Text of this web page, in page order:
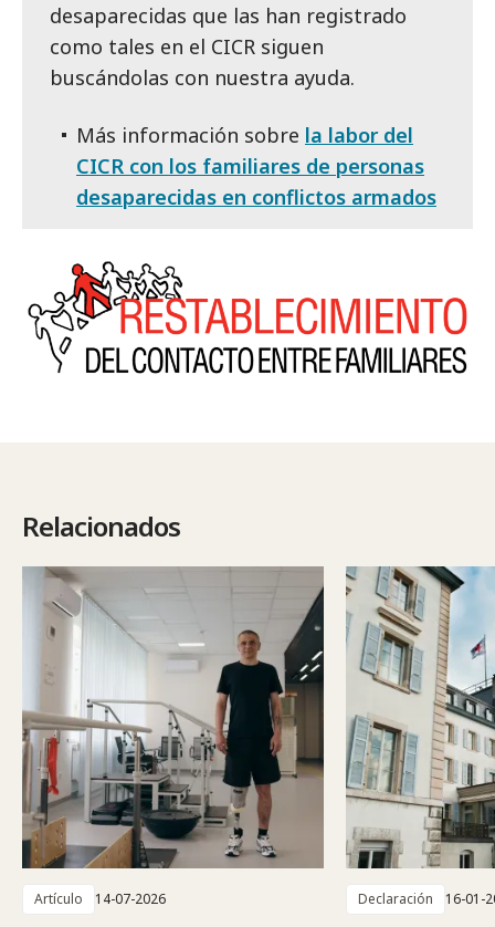
desaparecidas que las han registrado
como tales en el CICR siguen
buscándolas con nuestra ayuda.
Más información sobre la labor del
CICR con los familiares de personas
desaparecidas en conflictos armados
Relacionados
Artículo 14-07-2026 Declaración 16-01-